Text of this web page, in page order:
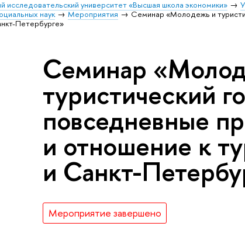
исследовательский университет «Высшая школа экономики»
наук
Мероприятия
Семинар «Молодежь и
Петербурге»
Семинар
туристический
повседневные
и отношение к
и Санкт-
Мероприятие завершено